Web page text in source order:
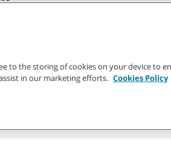
registradas y logos de Tennant son propiedad
to the storing of cookies on your device to
in our marketing efforts. Cookies Policy